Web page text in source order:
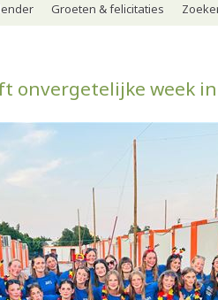
Groeten & felicitaties
onvergetelijke week